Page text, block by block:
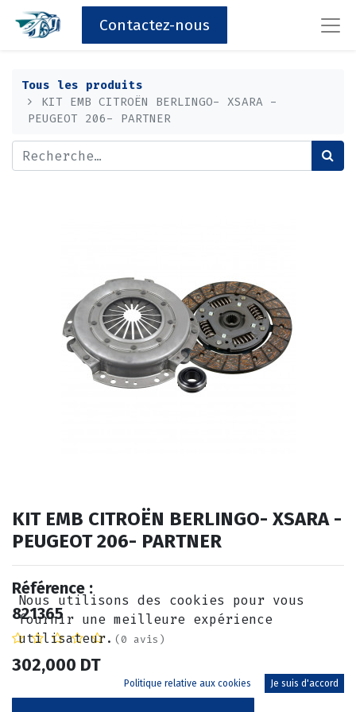
Contactez-nous
Tous les produits
KIT EMB CITROËN BERLINGO- XSARA -
PEUGEOT 206- PARTNER
KIT EMB CITROËN BERLINGO- XSARA -
PEUGEOT 206- PARTNER
Référence :
821365
(0 avis)
302,000 DT
Nous utilisons des cookies pour vous
fournir une meilleure expérience
utilisateur.
Politique relative aux cookies Je suis d'accord